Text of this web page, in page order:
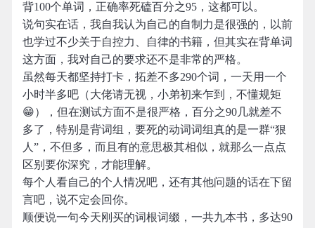
背100个单词，正确率死磕百分之95，这都可以。
说句实在话，我自我认为自己的自制力是很强的，以前
也学过不少关于自控力、自律的书籍，但其实在背单词
这方面，我对自己的要求还不是非常的严格。
虽然每天都坚持打卡，拓差不多290个词，一天用一个
小时半多吧（大佬请无视，小弟初来乍到，不懂规矩
😁），但在测试方面不是很严格，百分之90几就差不
多了，特别是背词组，要死的动词词组真的是一群“狠
人”，不但多，而且有的意思极其相似，就那么一点点
区别要你深究，才能理解。
每个人看自己的个人情况吧，还有其他问题的话在下留
言吧，说不定会回你。
顺便说一句今天刚买的词根词缀，一共九本书，多达90